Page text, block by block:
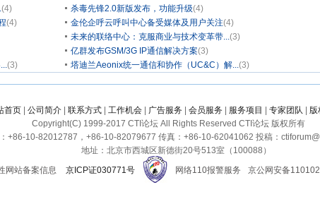
(4) 杀毒先锋2.0新版发布，功能升级(4)
(4) 金伦企呼云呼叫中心备受媒体及用户关注(4)
未来的联络中心：克服商业与技术变革带...(3)
亿群发布GSM/3G IP通信解决方案(3)
(3) 塔迪兰Aeonix统一通信和协作（UC&C）解...(3)
首页 公司简介 联系方式 工作机会 广告服务 会员服务 服务项目 专家团队 版
Copyright(C) 1999-2017 CTI论坛 All Rights Reserved CTI论坛 版权所有
+86-10-82012787，+86-10-82079677 传真：+86-10-62041062 投稿：
地址：北京市西城区新德街20号513室（100088）
网站备案信息
京ICP证030771号 网络110报警服务 京公网安备